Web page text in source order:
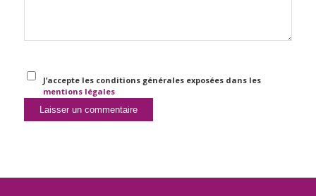
J’accepte les conditions générales exposées dans les
mentions légales